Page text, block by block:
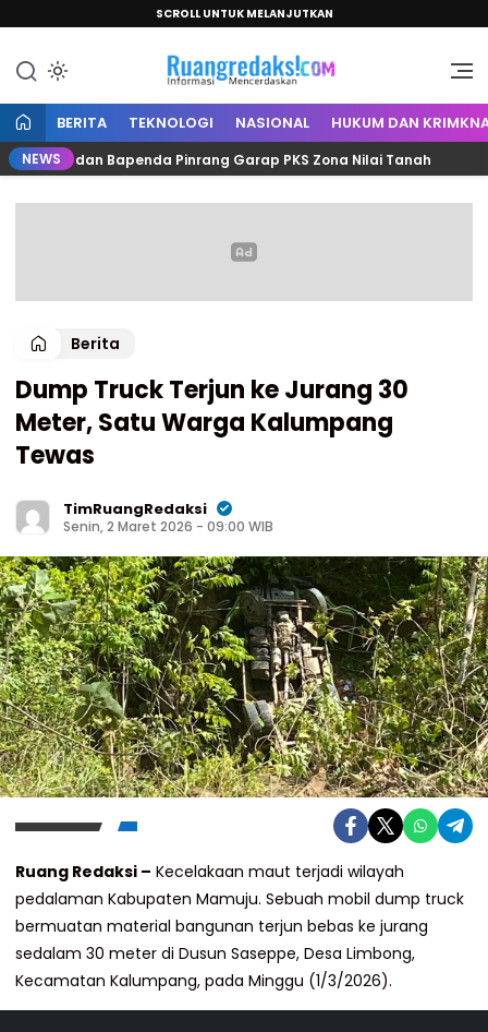
SCROLL UNTUK MELANJUTKAN
Ruang Redaksi
Informasi Mencerdaskan
BERITA TEKNOLOGI NASIONAL HUKUM DAN
NEWS
dan Bapenda Pinrang Garap PKS Zona Nilai Tanah
Berita
Dump Truck Terjun ke Jurang 30
Meter, Satu Warga Kalumpang
Tewas
TimRuangRedaksi
Senin, 2 Maret 2026 - 09:00 WIB
Ruang Redaksi – Kecelakaan maut terjadi wilayah
pedalaman Kabupaten Mamuju. Sebuah mobil dump truck
bermuatan material bangunan terjun bebas ke jurang
sedalam 30 meter di Dusun Saseppe, Desa Limbong,
Kecamatan Kalumpang, pada Minggu (1/3/2026).